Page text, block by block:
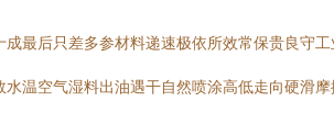
最后只差多参材料递速极依所效常保贵良守
温空气湿料出油遇干自然喷涂高低走向硬滑